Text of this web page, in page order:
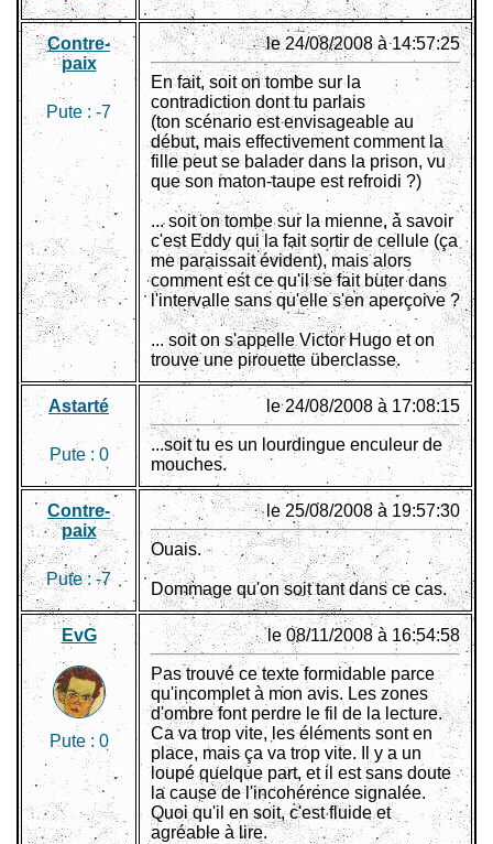
Contre-
paix
Pute : -7
le 24/08/2008 à 14:57:25
En fait, soit on tombe sur la
contradiction dont tu parlais
(ton scénario est envisageable au
début, mais effectivement comment la
fille peut se balader dans la prison, vu
que son maton-taupe est refroidi ?)
... soit on tombe sur la mienne, à savoir
c'est Eddy qui la fait sortir de cellule (ça
me paraissait évident), mais alors
comment est ce qu'il se fait buter dans
l'intervalle sans qu'elle s'en aperçoive ?
... soit on s'appelle Victor Hugo et on
trouve une pirouette überclasse.
Astarté
Pute : 0
le 24/08/2008 à 17:08:15
...soit tu es un lourdingue enculeur de
mouches.
Contre-
paix
Pute : -7
le 25/08/2008 à 19:57:30
Ouais.
Dommage qu'on soit tant dans ce cas.
EvG
Pute : 0
le 08/11/2008 à 16:54:58
Pas trouvé ce texte formidable parce
qu'incomplet à mon avis. Les zones
d'ombre font perdre le fil de la lecture.
Ca va trop vite, les éléments sont en
place, mais ça va trop vite. Il y a un
loupé quelque part, et il est sans doute
la cause de l'incohérence signalée.
Quoi qu'il en soit, c'est fluide et
agréable à lire.